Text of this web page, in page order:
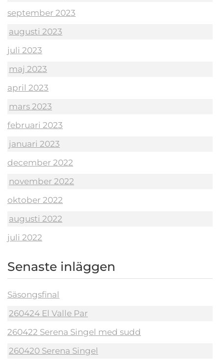
september 2023
augusti 2023
juli 2023
maj 2023
april 2023
mars 2023
februari 2023
januari 2023
december 2022
november 2022
oktober 2022
augusti 2022
juli 2022
Senaste inläggen
Säsongsfinal
260424 El Valle Par
260422 Serena Singel med sudd
260420 Serena Singel